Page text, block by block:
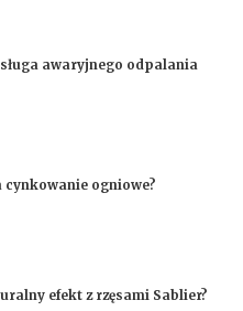
awaryjnego odpalania
cynkowanie ogniowe?
efekt z rzęsami Sablier?